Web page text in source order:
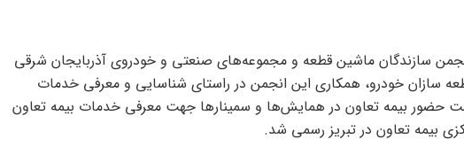
سازندگان ماشین قطعه و مجموعه‌های صنعتی و خودروی آذربایجان شرقی
سازان خودرو، همکاری این انجمن در راستای شناسایی و معرفی خدمات
حضور بیمه تعاون در همایش‌ها و سمینار‌ها جهت معرفی خدمات بیمه تعاون
بیمه تعاون در تبریز رسمی شد.